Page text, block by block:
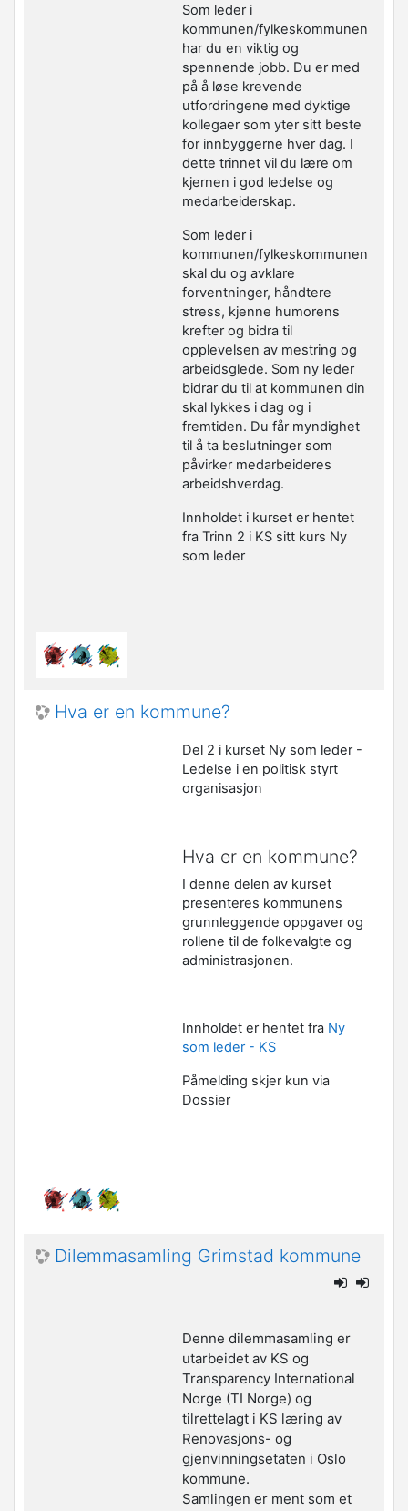
Som leder i
kommunen/fylkeskommunen
har du en viktig og
spennende jobb. Du er med
på å løse krevende
utfordringene med dyktige
kollegaer som yter sitt beste
for innbyggerne hver dag. I
dette trinnet vil du lære om
kjernen i god ledelse og
medarbeiderskap.
Som leder i
kommunen/fylkeskommunen
skal du og avklare
forventninger, håndtere
stress, kjenne humorens
krefter og bidra til
opplevelsen av mestring og
arbeidsglede. Som ny leder
bidrar du til at kommunen din
skal lykkes i dag og i
fremtiden. Du får myndighet
til å ta beslutninger som
påvirker medarbeideres
arbeidshverdag.
Innholdet i kurset er hentet
fra Trinn 2 i KS sitt kurs Ny
som leder
Hva er en kommune?
Del 2 i kurset Ny som leder -
Ledelse i en politisk styrt
organisasjon
Hva er en kommune?
I denne delen av kurset
presenteres kommunens
grunnleggende oppgaver og
rollene til de folkevalgte og
administrasjonen.
Innholdet er hentet fra Ny
som leder - KS
Påmelding skjer kun via
Dossier
Dilemmasamling Grimstad kommune
Denne dilemmasamling er
utarbeidet av KS og
Transparency International
Norge (TI Norge) og
tilrettelagt i KS læring av
Renovasjons- og
gjenvinningsetaten i Oslo
kommune.
Samlingen er ment som et